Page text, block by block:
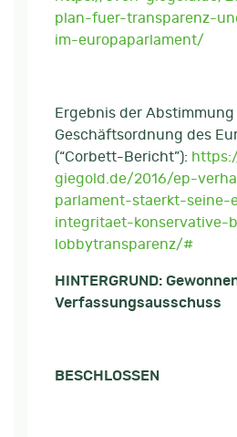
plan-fuer-transparenz-
im-europaparlament/
Ergebnis der
Geschäftsordnung des
(“Corbett-Bericht”):
giegold.de/2016/ep-
parlament-staerkt-seine-
integritaet-konservative-
lobbytransparenz/#
HINTERGRUND:
Verfassungsausschuss
BESCHLOSSEN